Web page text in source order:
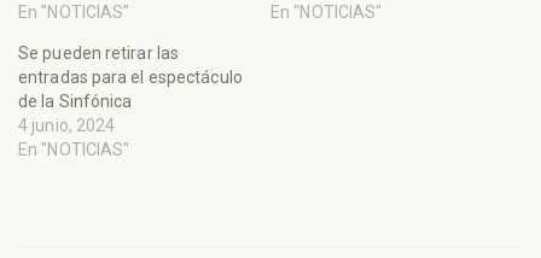
En "NOTICIAS"
En "NOTICIAS"
Se pueden retirar las
entradas para el espectáculo
de la Sinfónica
4 junio, 2024
En "NOTICIAS"